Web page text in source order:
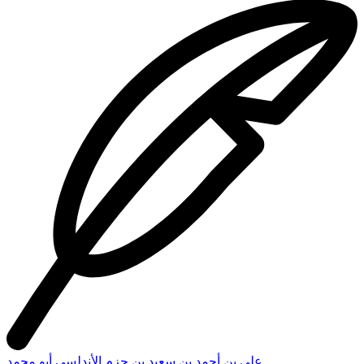
وقد ذكر نا عن طاوس أن التخيير ليس الا بعد البيع وهم يقولون :
الراوى أعلم بما روى ومن طريق أبي بكر بن أبي شيبة نا وكيع
ناقاسم الجعفى عن أبيه عن ميمون ابن مهران قال رسول الله الله :
( البيع عن تراض والتخيير بعد الصفقة ولا يحل لمسلم أن يغين مسلما
، فهذان مرسلان من أحسن المراسيل مبطلان لقولهم الخبيث
المعارض للسنن فاين هم عنه ؟ لكنهم يقولون مالا يفعلون كبر مقتا
عند الله أن يقولوا : مالا يفعلون نعوذ بالله من مقته . قال على : وقد
ذكرنا أن بعض أهل الجهل والسخف قال : هذا خبر جاء بالفاظ شتى
فهو مضطرب . قال على : وقد كذب بل ألفاظه كلها ثابتة منقولة نقل
التواتر إلى رسول الله ليس شيء منها مختلفا (٢) أصلا لكنها ألفاظ
مسالة فان قيل : فهلا أو جبتم التخيير في البيع ثلاث مرات ؟
رويتموه من طريق هشام الدستوائي عن قتادة عن الحسن عن
سمرة « أن رسول الله ل الله قال : البيعان بالخيار حتى يتفرقا ويأخذ
طريق البخارى نااسحاق أنا حيان نا همام نا قتادة عن أبي الخليل عن
عبد الله بن الحارث عن حكيم بن حزام ( أن رسول الله الله قال :
البيعان لما ✡ (۲) مخالفا (۱) في النسخة رقم ١٤ ) بتفرق الابدان )